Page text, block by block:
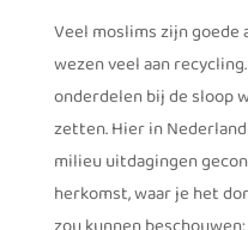
Veel moslims zijn
wezen veel aan
onderdelen bij de sloop
zetten. Hier in
milieu uitdagingen
herkomst, waar je het